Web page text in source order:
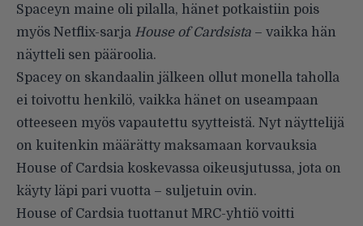
Spaceyn maine oli pilalla, hänet potkaistiin pois
myös Netflix-sarja House of Cardsista – vaikka hän
näytteli sen pääroolia.
Spacey on skandaalin jälkeen ollut monella taholla
ei toivottu henkilö, vaikka hänet on useampaan
otteeseen myös vapautettu syytteistä. Nyt näyttelijä
on kuitenkin määrätty maksamaan korvauksia
House of Cardsia koskevassa oikeusjutussa, jota on
käyty läpi pari vuotta – suljetuin ovin.
House of Cardsia tuottanut MRC-yhtiö voitti